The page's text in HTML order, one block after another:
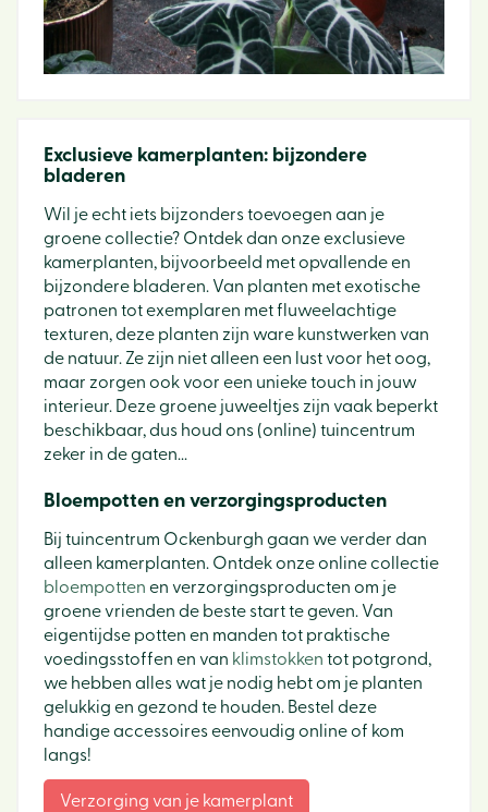
Exclusieve kamerplanten: bijzondere
bladeren
Wil je echt iets bijzonders toevoegen aan je
groene collectie? Ontdek dan onze exclusieve
kamerplanten, bijvoorbeeld met opvallende en
bijzondere bladeren. Van planten met exotische
patronen tot exemplaren met fluweelachtige
texturen, deze planten zijn ware kunstwerken van
de natuur. Ze zijn niet alleen een lust voor het oog,
maar zorgen ook voor een unieke touch in jouw
interieur. Deze groene juweeltjes zijn vaak beperkt
beschikbaar, dus houd ons (online) tuincentrum
zeker in de gaten...
Bloempotten en verzorgingsproducten
Bij tuincentrum Ockenburgh gaan we verder dan
alleen kamerplanten. Ontdek onze online collectie
bloempotten en verzorgingsproducten om je
groene vrienden de beste start te geven. Van
eigentijdse potten en manden tot praktische
voedingsstoffen en van klimstokken tot potgrond,
we hebben alles wat je nodig hebt om je planten
gelukkig en gezond te houden. Bestel deze
handige accessoires eenvoudig online of kom
langs!
Verzorging van je kamerplant